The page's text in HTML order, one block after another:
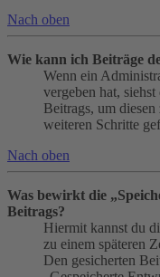
Nach oben
Wie kann ich Beiträge
Wenn ein
vergeben hat,
Beitrags, um
weiteren Schritte
Nach oben
Was bewirkt die
Beitrags?
Hiermit kannst du
zu einem späteren
Den gesicherten